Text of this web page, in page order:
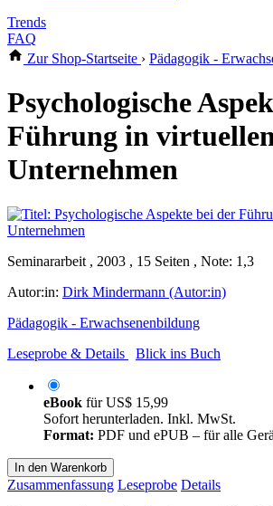
Trends
FAQ
Zur Shop-Startseite › Pädagogik -
Psychologische
Führung in
Unternehmen
Seminararbeit , 2003 , 15 Seiten , Note: 1,3
Autor:in: Dirk Mindermann (Autor:in)
Pädagogik - Erwachsenenbildung
Leseprobe & Details
Blick ins Buch
eBook fürUS$ 15,99
Sofort herunterladen. Inkl. MwSt.
Format: PDF und ePUB – für alle
In den Warenkorb
Zusammenfassung Leseprobe Details